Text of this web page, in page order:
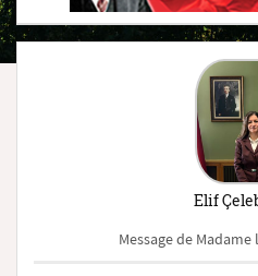
Elif
Message de